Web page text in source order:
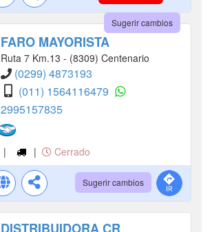
Sugerir cambios
FARO MAYORISTA
Ruta 7 Km.13 - (8309) Centenario
(0299) 4873193
(011) 1564116479
2995157835
| | Cerrado
Sugerir cambios